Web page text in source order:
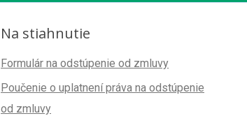
Na stiahnutie
Formulár na odstúpenie od zmluvy
Poučenie o uplatnení práva na odstúpenie
od zmluvy